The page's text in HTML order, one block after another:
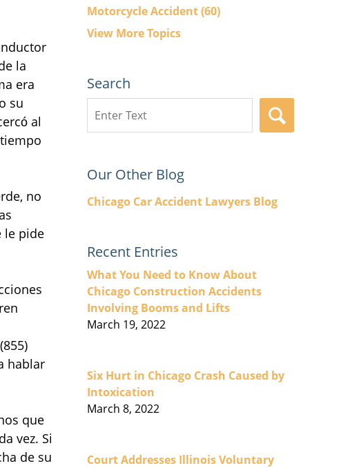
la
era
su
al
no
le pide
hablar
que
vez. Si
de su
Motorcycle Accident(60)
View More Topics
Search
here
Our Other Blog
Chicago Car Accident Lawyers Blog
Recent Entries
What You Need to Know About
Chicago Construction Accidents
Involving Booms and Lifts
March 19, 2022
Six Hurt in Chicago Crash Caused by
Intoxication
March 8, 2022
Court Addresses Illinois Voluntary